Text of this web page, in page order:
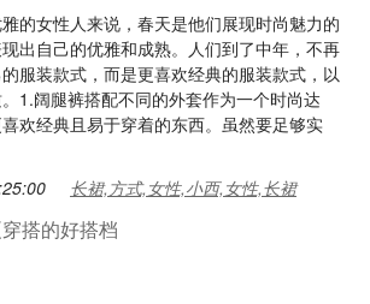
的女性人来说，春天是他们展现时尚魅力的
出自己的优雅和成熟。人们到了中年，不再
服装款式，而是更喜欢经典的服装款式，以
1.阔腿裤搭配不同的外套作为一个时尚达
欢经典且易于穿着的东西。虽然要足够实
长裙,方式,女性,小西,女性,长裙